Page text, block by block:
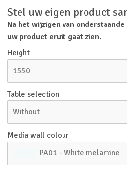
Stel uw eigen product
Na het wijzigen van
uw product eruit gaat zien.
Height
1550
Table selection
Without
Media wall colour
PA01 - White melamine